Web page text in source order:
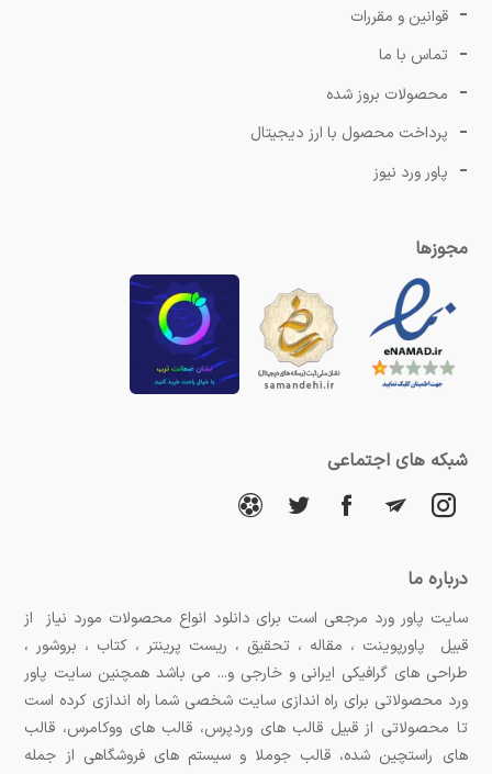
قوانین و مقررات
تماس با ما
محصولات بروز شده
پرداخت محصول با ارز دیجیتال
پاور ورد نیوز
مجوزها
شبکه های اجتماعی
درباره ما
سایت پاور ورد مرجعی است برای دانلود انواع محصولات مورد نیاز از
قبیل پاورپوینت ، مقاله ، تحقیق ، ریست پرینتر ، کتاب ، بروشور ،
طراحی های گرافیکی ایرانی و خارجی و... می باشد همچنین سایت پاور
ورد محصولاتی برای راه اندازی سایت شخصی شما راه اندازی کرده است
تا محصولاتی از قبیل قالب های وردپرس، قالب های ووکامرس، قالب
های راستچین شده، قالب جوملا و سیستم های فروشگاهی از جمله